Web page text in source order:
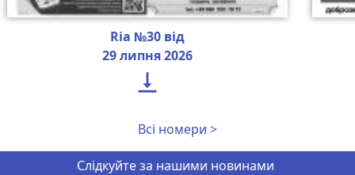
Ria №30 від
29 липня 2026

Всі номери >
Слідкуйте за нашими новинами